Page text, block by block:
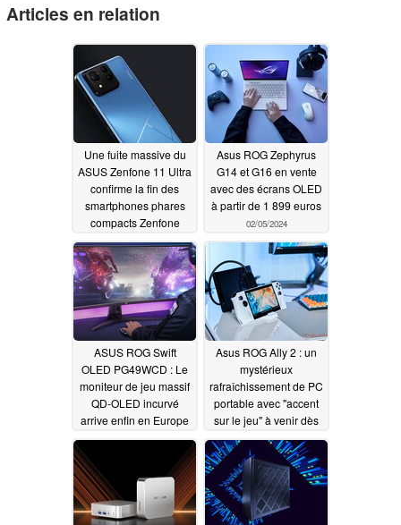
Articles en relation
Une fuite massive du
ASUS Zenfone 11 Ultra
confirme la fin des
smartphones phares
compacts Zenfone
02/05/2024
Asus ROG Zephyrus
G14 et G16 en vente
avec des écrans OLED
à partir de 1 899 euros
02/05/2024
ASUS ROG Swift
OLED PG49WCD : Le
moniteur de jeu massif
QD-OLED incurvé
arrive enfin en Europe
02/01/2024
Asus ROG Ally 2 : un
mystérieux
rafraîchissement de PC
portable avec "accent
sur le jeu" à venir dès
202401/27/2024